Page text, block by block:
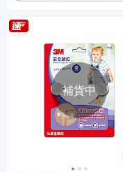
補貨中